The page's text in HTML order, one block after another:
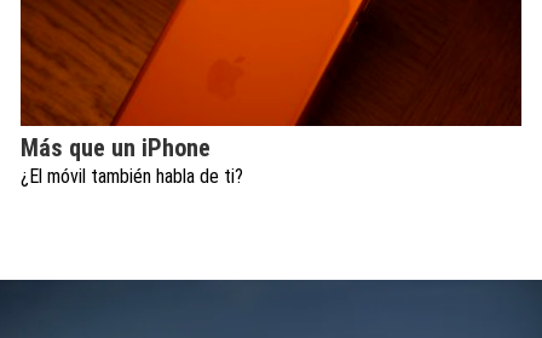
Más que un iPhone
¿El móvil también habla de ti?